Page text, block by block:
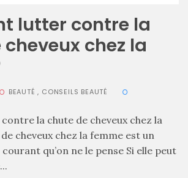
lutter contre la
chez la
BEAUTÉ , CONSEILS BEAUTÉ
la chute de cheveux chez la
cheveux chez la femme est un
qu’on ne le pense Si elle peut